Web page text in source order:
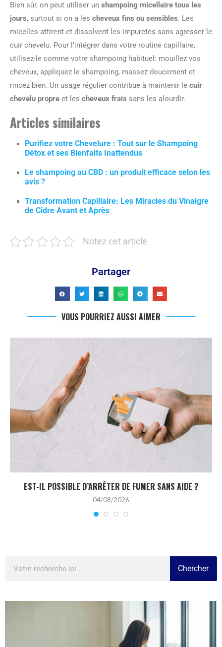
Bien sûr, on peut utiliser un shampoing micellaire tous les
jours, surtout si on a les cheveux fins ou sensibles. Les
micelles attirent et dissolvent les impuretés sans agresser le
cuir chevelu. Pour l’intégrer dans votre routine capillaire,
utilisez-le comme votre shampoing habituel: mouillez vos
cheveux, appliquez le shampoing, massez doucement et
rincez bien. Un usage régulier contribue à maintenir le cuir
chevelu propre et les cheveux frais sans les alourdir.
Articles similaires
Purifiez votre Chevelure : Tout sur le Shampoing
Détox et ses Bienfaits Inattendus
Le shampoing au CBD : un produit efficace selon les
avis ?
Transformation Capillaire: Les Miracles du Vinaigre
de Cidre Avant et Après
Notez cet article
Partager
VOUS POURRIEZ AUSSI AIMER
EST-IL POSSIBLE D’ARRÊTER DE FUMER SANS AIDE ?
04/08/2026
Chercher